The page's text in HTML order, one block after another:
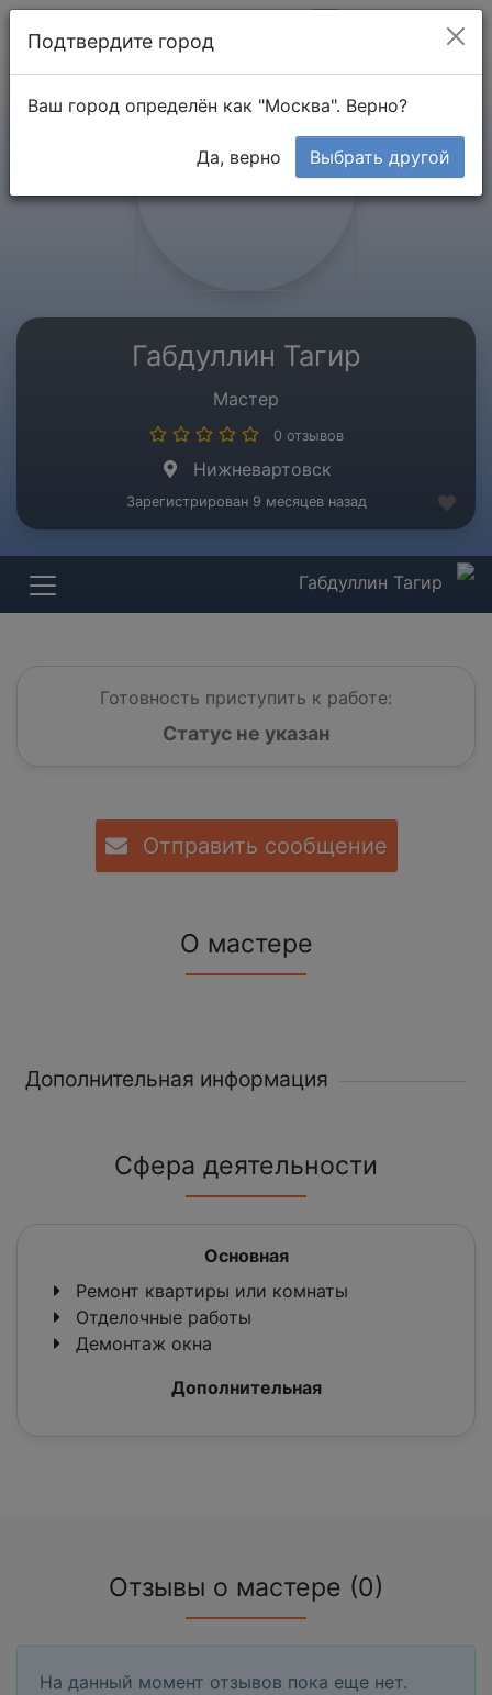
Габдуллин Тагир
Мастер
0 отзывов
Нижневартовск
Зарегистрирован 9 месяцев назад
Габдуллин Тагир
Готовность приступить к работе:
Статус не указан
Отправить сообщение
О мастере
Дополнительная информация
Сфера деятельности
Основная
Ремонт квартиры или комнаты
Отделочные работы
Демонтаж окна
Дополнительная
Отзывы о мастере (0)
На данный момент отзывов пока еще нет.
Подтвердите город
Ваш город определён как "Москва". Верно?
Да, верно Выбрать другой